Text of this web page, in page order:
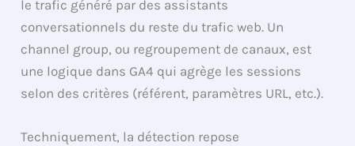
le trafic généré par des assistants
conversationnels du reste du trafic web. Un
channel group, ou regroupement de canaux, est
une logique dans GA4 qui agrège les sessions
selon des critères (référent, paramètres URL, etc.).
Techniquement, la détection repose